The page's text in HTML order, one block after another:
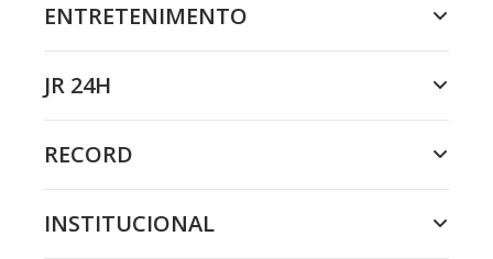
ENTRETENIMENTO
JR 24H
RECORD
INSTITUCIONAL